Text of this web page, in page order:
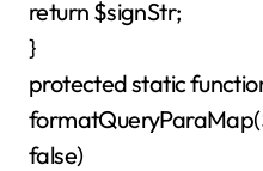
return $signStr;
}
protected static
false)